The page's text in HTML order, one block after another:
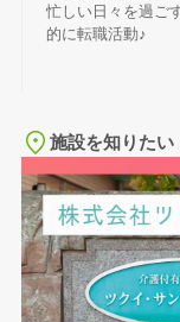
忙しい日々を過ご
的に転職活動♪
施設を知りたい